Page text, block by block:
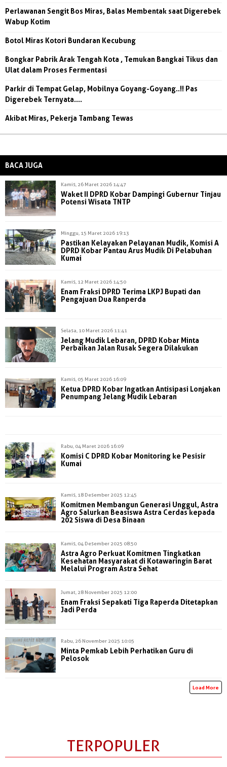
Perlawanan Sengit Bos Miras, Balas Membentak saat Digerebek
Wabup Kotim
Botol Miras Kotori Bundaran Kecubung
Bongkar Pabrik Arak Tengah Kota , Temukan Bangkai Tikus dan
Ulat dalam Proses Fermentasi
Parkir di Tempat Gelap, Mobilnya Goyang-Goyang..!! Pas
Digerebek Ternyata....
Akibat Miras, Pekerja Tambang Tewas
BACA JUGA
Kamis, 26 Maret 2026 14:47
Waket II DPRD Kobar Dampingi Gubernur Tinjau
Potensi Wisata TNTP
Minggu, 15 Maret 2026 19:13
Pastikan Kelayakan Pelayanan Mudik, Komisi A
DPRD Kobar Pantau Arus Mudik Di Pelabuhan
Kumai
Kamis, 12 Maret 2026 14:50
Enam Fraksi DPRD Terima LKPJ Bupati dan
Pengajuan Dua Ranperda
Selasa, 10 Maret 2026 11:41
Jelang Mudik Lebaran, DPRD Kobar Minta
Perbaikan Jalan Rusak Segera Dilakukan
Kamis, 05 Maret 2026 16:09
Ketua DPRD Kobar Ingatkan Antisipasi Lonjakan
Penumpang Jelang Mudik Lebaran
Rabu, 04 Maret 2026 16:09
Komisi C DPRD Kobar Monitoring ke Pesisir
Kumai
Kamis, 18 Desember 2025 12:45
Komitmen Membangun Generasi Unggul, Astra
Agro Salurkan Beasiswa Astra Cerdas kepada
202 Siswa di Desa Binaan
Kamis, 04 Desember 2025 08:50
Astra Agro Perkuat Komitmen Tingkatkan
Kesehatan Masyarakat di Kotawaringin Barat
Melalui Program Astra Sehat
Jumat, 28 November 2025 12:00
Enam Fraksi Sepakati Tiga Raperda Ditetapkan
Jadi Perda
Rabu, 26 November 2025 10:05
Minta Pemkab Lebih Perhatikan Guru di
Pelosok
Load More
TERPOPULER